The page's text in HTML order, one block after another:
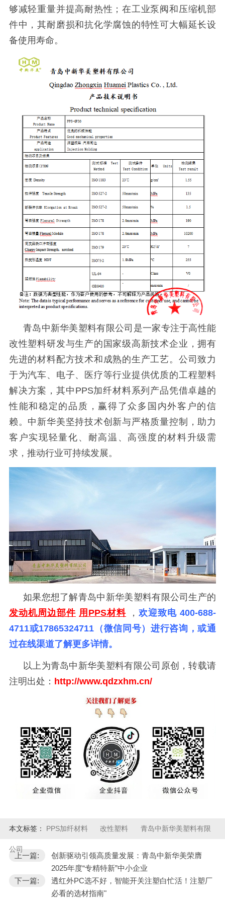
够减轻重量并提高耐热性；在工业泵阀和压缩机部
件中，其耐磨损和抗化学腐蚀的特性可大幅延长设
备使用寿命。
青岛中新华美塑料有限公司是一家专注于高性能
改性塑料研发与生产的国家级高新技术企业，拥有
先进的材料配方技术和成熟的生产工艺。公司致力
于为汽车、电子、医疗等行业提供优质的工程塑料
解决方案，其中 PPS加纤材料系列产品凭借卓越的
性能和稳定的品质，赢得了众多国内外客户的信
赖。中新华美坚持技术创新与严格质量控制，助力
客户实现轻量化、耐高温、高强度的材料升级需
求，推动行业可持续发展。
如果您想了解青岛中新华美塑料有限公司生产的
发动机周边部件 用 PPS材料 ，欢迎致电 400-688-
4711或17865324711（微信同号）进行咨询，或通
过在线渠道了解更多详情。
以上为青岛中新华美塑料有限公司原创，转载请
注明出处： http://www.qdzxhm.cn/
本文标签： PPS加纤材料 改性塑料 青岛中新华美塑料有限
公司
上一篇:
创新驱动引领高质量发展：青岛中新华美荣膺
2025年度“专精特新”中小企业
下一篇:
透红外PC选不好，智能开关注塑白忙活！注塑厂
必看的选材指南"